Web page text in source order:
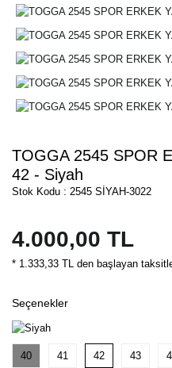
TOGGA 2545 SPOR
42 - Siyah
Stok Kodu : 2545 SİYAH-3022
4.000,00 TL
* 1.333,33 TL den başlayan
Seçenekler
40 41 42 43